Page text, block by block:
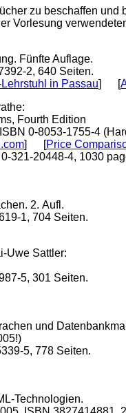
zu beschaffen
Vorlesung
Fünfte Auflage.
2, 640 Seiten.
in Passau] [
Fourth Edition
0-8053-1755-4
] [Price
321-20448-4, 1030
2. Aufl.
1, 704 Seiten.
Uwe Sattler:
5, 301 Seiten.
und
5, 778 Seiten.
Technologien.